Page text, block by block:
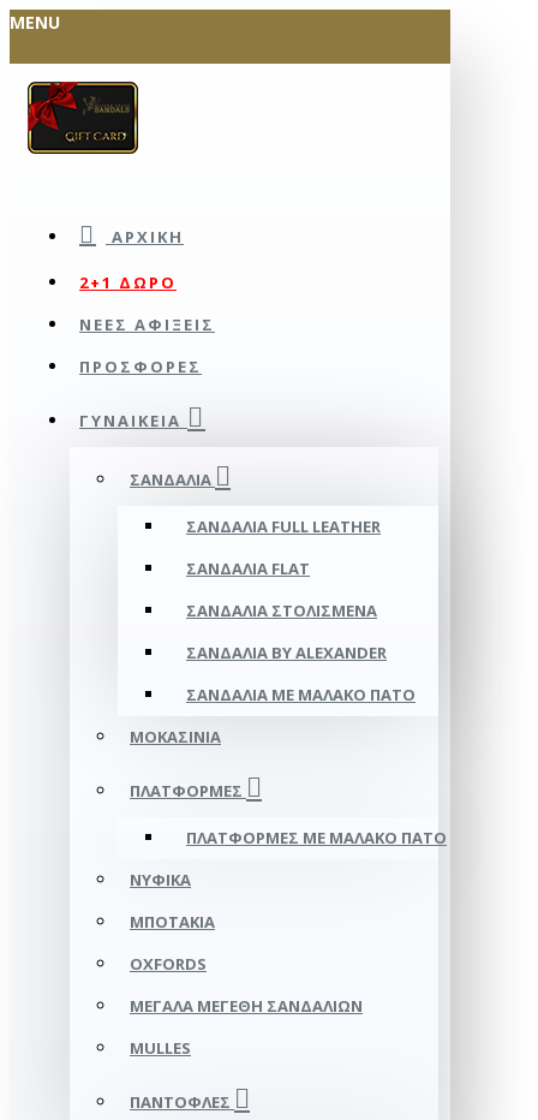
MENU
ΑΡΧΙΚΉ
2+1 ΔΩΡΟ
ΝΕΕΣ ΑΦΙΞΕΙΣ
ΠΡΟΣΦΟΡΕΣ
ΓΥΝΑΙΚΕΊΑ
ΣΑΝΔΆΛΙΑ
ΣΑΝΔΆΛΙΑ FULL LEATHER
ΣΑΝΔΆΛΙΑ FLAT
ΣΑΝΔΆΛΙΑ ΣΤΟΛΙΣΜΈΝΑ
ΣΑΝΔΆΛΙΑ BY ALEXANDER
ΣΑΝΔΆΛΙΑ ΜΕ ΜΑΛΑΚΌ ΠΆΤΟ
ΜΟΚΑΣΊΝΙΑ
ΠΛΑΤΦΌΡΜΕΣ
ΠΛΑΤΦΟΡΜΕΣ ΜΕ ΜΑΛΑΚΟ ΠΑΤΟ
ΝΥΦΙΚΆ
ΜΠΟΤΆΚΙΑ
OXFORDS
ΜΕΓΆΛΑ ΜΕΓΈΘΗ ΣΑΝΔΑΛΙΏΝ
MULLES
ΠΑΝΤΌΦΛΕΣ